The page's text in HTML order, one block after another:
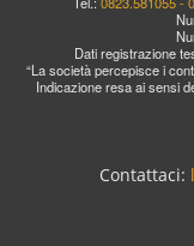
Dati registrazione
“La società percepisce i
Indicazione resa ai sensi
Contattaci: